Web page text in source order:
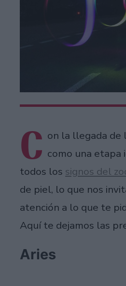
C on la llegada de
como una etapa
todos los signos del
de piel, lo que nos
atención a lo que te
Aquí te dejamos las
Aries